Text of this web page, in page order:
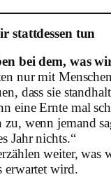
stattdessen tun
bei dem, was
nur mit
dass sie
eine Ernte mal
wenn jemand
Jahr nichts.“
weiter, was
erwartet wird.